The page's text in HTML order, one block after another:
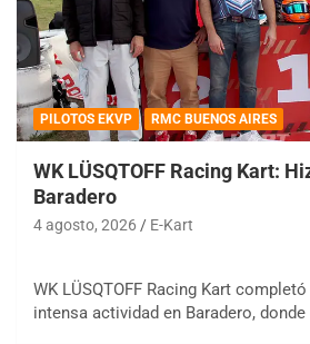
PILOTOS EKVP RMC BUENOS AIRES
WK LÜSQTOFF Racing Kart:
Baradero
4 agosto, 2026 E-Kart
WK LÜSQTOFF Racing Kart
intensa actividad en Baradero,